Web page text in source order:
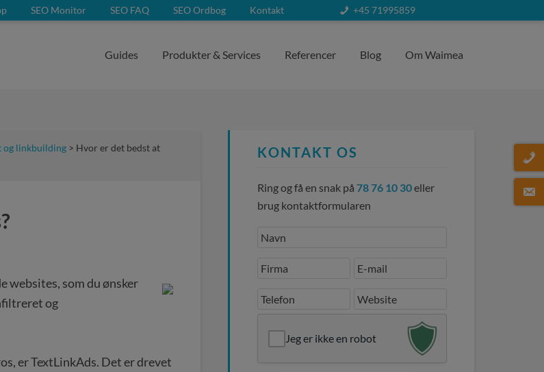
SEO Monitor SEO FAQ SEO Ordbog Kontakt +45 71995859
Guides Produkter & Services Referencer Blog Om Waimea
og linkbuilding > Hvor er det bedst at
websites, som du ønsker
og
er TextLinkAds. Det er drevet
KONTAKT OS
Ring og få en snak på 78 76 10 30eller
brug kontaktformularen
Jeg er ikke en robot